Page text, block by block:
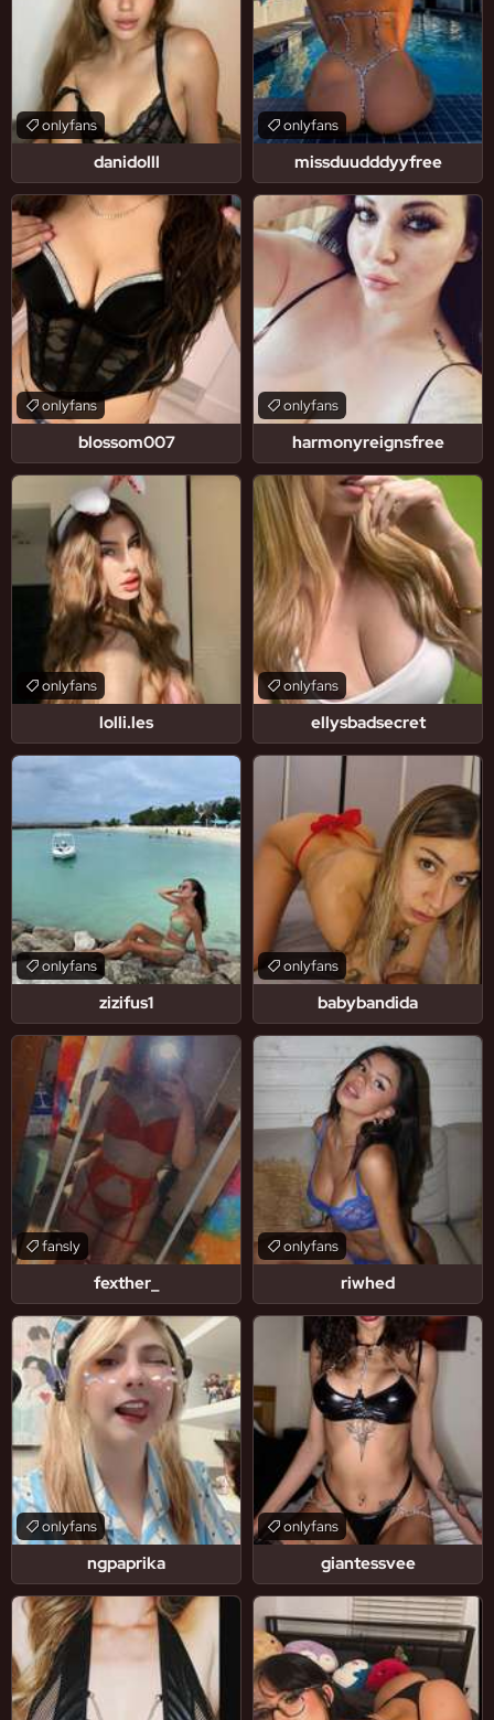
danidolll
onlyfans
missduudddyyfree
onlyfans
blossom007
onlyfans
harmonyreignsfree
onlyfans
lolli.les
onlyfans
ellysbadsecret
onlyfans
zizifus1
onlyfans
babybandida
onlyfans
fexther_
fansly
riwhed
onlyfans
ngpaprika
onlyfans
giantessvee
onlyfans